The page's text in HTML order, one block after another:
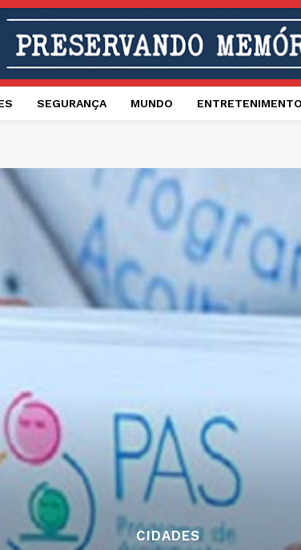
SEGURANÇA MUNDO ENTRETENIMENTO
CIDADES